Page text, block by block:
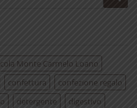
Monte Carmelo Loano
confettura
confezione regalo
detergente
digestivo